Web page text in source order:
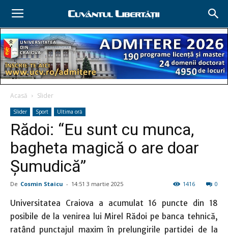
Acasă Slider
Slider Sport Ultima oră
Rădoi: “Eu sunt cu munca,
bagheta magică o are doar
Şumudică”
De Cosmin Staicu - 14:51 3 martie 2025 0
1416
Universitatea Craiova a acumulat 16 puncte din 18
posibile de la venirea lui Mirel Rădoi pe banca tehnică,
ratând punctajul maxim în prelungirile partidei de la